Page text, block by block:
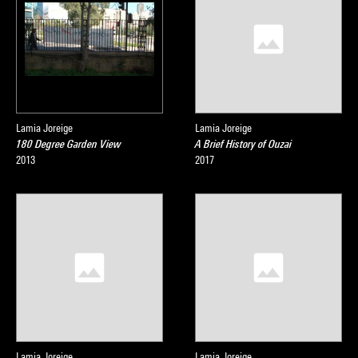
Lamia Joreige
180 Degree Garden View
2013
Lamia Joreige
A Brief History of Ouzai
2017